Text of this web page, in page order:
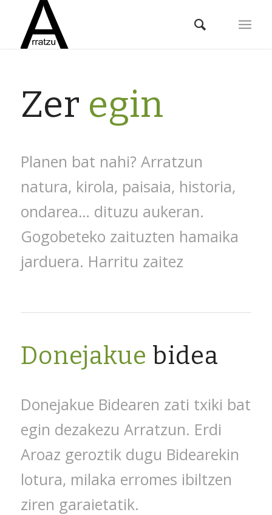
Zer egin
Planen bat nahi? Arratzun
natura, kirola, paisaia, historia,
ondarea… dituzu aukeran.
Gogobeteko zaituzten hamaika
jarduera. Harritu zaitez
Donejakue bidea
Donejakue Bidearen zati txiki bat
egin dezakezu Arratzun. Erdi
Aroaz geroztik dugu Bidearekin
lotura, milaka erromes ibiltzen
ziren garaietatik.